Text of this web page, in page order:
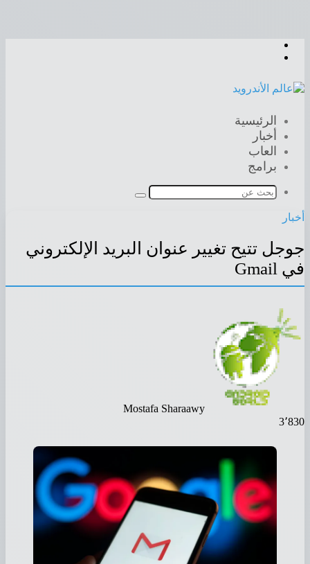
الرئيسية
أخبار
العاب
برامج
بحث
أخبار
جوجل تتيح تغيير عنوان البريد الإلكتروني
في Gmail
Mostafa Sharaawy
3٬830